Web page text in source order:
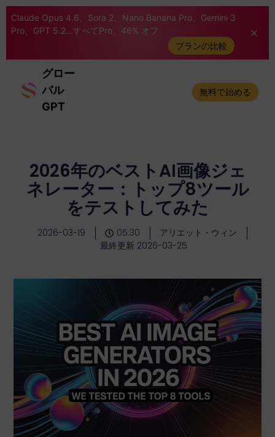
Claude Opus 4.6、Sora 2、Nano Banana Pro、Gemini 3
Pro、GPT 5.2...すべてPro。46% オフ
プランの比較
グロー
バル
GPT
無料で始める
2026年のベストAI画像ジェ
ネレーター：トップ8ツール
をテストしてみた
2026-03-19 05:30
アリエット・ウィン
最終更新 2026-03-25